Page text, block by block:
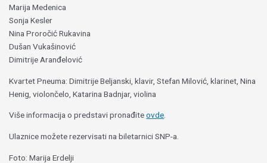
Marija Medenica
Sonja Kesler
Nina Proročić Rukavina
Dušan Vukašinović
Dimitrije Aranđelović
Kvartet Pneuma: Dimitrije Beljanski, klavir, Stefan Milović, klarinet, Nina
Henig, violončelo, Katarina Badnjar, violina
Više informacija o predstavi pronađiteovde.
Ulaznice možete rezervisati na biletarnici SNP-a.
Foto: Marija Erdelji